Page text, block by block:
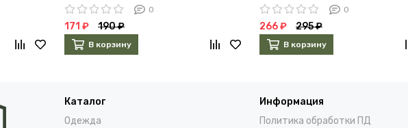
0
171 ₽ 190 ₽
В корзину
0
266 ₽ 295 ₽
В корзину
Каталог
Одежда
Информация
Политика обработки ПД